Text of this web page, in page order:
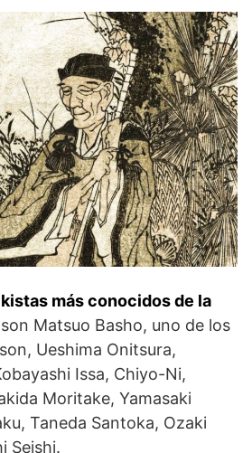
más conocidos de la
son Matsuo Basho, uno de los
Ueshima Onitsura,
Issa, Chiyo-Ni,
Moritake, Yamasaki
Taneda Santoka, Ozaki
Seishi.